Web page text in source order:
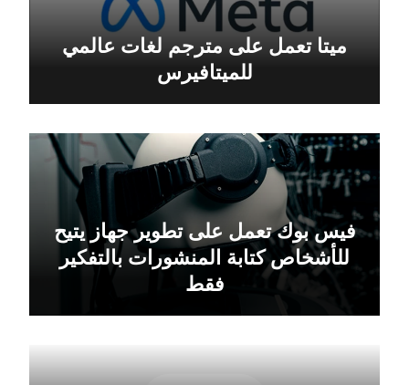
ميتا تعمل على مترجم لغات عالمي
للميتافيرس
فيس بوك تعمل على تطوير جهاز يتيح
للأشخاص كتابة المنشورات بالتفكير
فقط